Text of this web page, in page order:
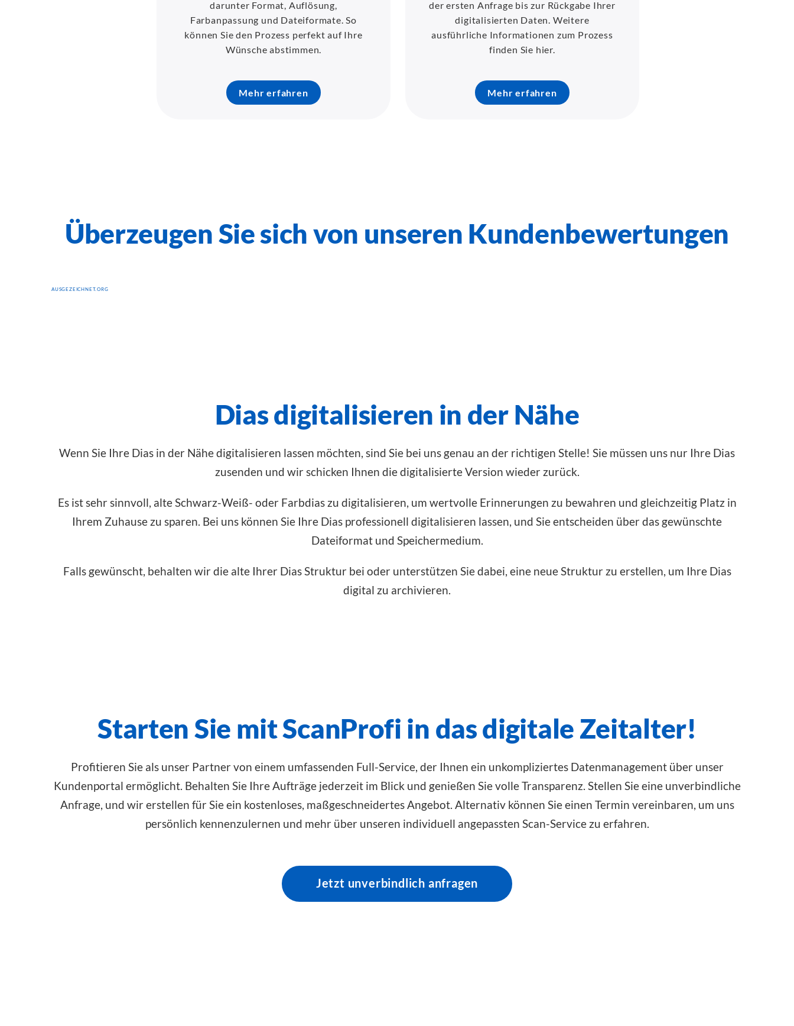
darunter Format, Auflösung,
Farbanpassung und Dateiformate. So
können Sie den Prozess perfekt auf Ihre
Wünsche abstimmen.
Mehr erfahren
der ersten Anfrage bis zur Rückgabe Ihrer
digitalisierten Daten. Weitere
ausführliche Informationen zum Prozess
finden Sie hier.
Mehr erfahren
Überzeugen Sie sich von unseren Kundenbewertungen
AUSGEZEICHNET.ORG
Dias digitalisieren in der Nähe
Wenn Sie Ihre Dias in der Nähe digitalisieren lassen möchten, sind Sie bei uns genau an der richtigen Stelle! Sie müssen uns nur Ihre Dias
zusenden und wir schicken Ihnen die digitalisierte Version wieder zurück.
Es ist sehr sinnvoll, alte Schwarz-Weiß- oder Farbdias zu digitalisieren, um wertvolle Erinnerungen zu bewahren und gleichzeitig Platz in
Ihrem Zuhause zu sparen. Bei uns können Sie Ihre Dias professionell digitalisieren lassen, und Sie entscheiden über das gewünschte
Dateiformat und Speichermedium.
Falls gewünscht, behalten wir die alte Ihrer Dias Struktur bei oder unterstützen Sie dabei, eine neue Struktur zu erstellen, um Ihre Dias
digital zu archivieren.
Starten Sie mit ScanProfi in das digitale Zeitalter!
Profitieren Sie als unser Partner von einem umfassenden Full-Service, der Ihnen ein unkompliziertes Datenmanagement über unser
Kundenportal ermöglicht. Behalten Sie Ihre Aufträge jederzeit im Blick und genießen Sie volle Transparenz. Stellen Sie eine unverbindliche
Anfrage, und wir erstellen für Sie ein kostenloses, maßgeschneidertes Angebot. Alternativ können Sie einen Termin vereinbaren, um uns
persönlich kennenzulernen und mehr über unseren individuell angepassten Scan-Service zu erfahren.
Jetzt unverbindlich anfragen